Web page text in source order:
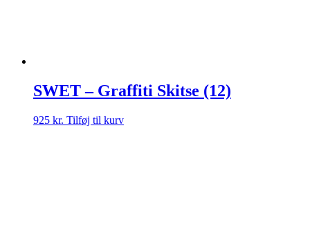
SWET – Graffiti Skitse (12)
925 kr. Tilføj til kurv